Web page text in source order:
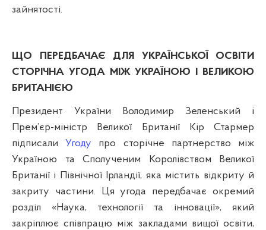
зайнятості.
ЩО ПЕРЕДБАЧАЄ ДЛЯ УКРАЇНСЬКОЇ ОСВІТИ
СТОРІЧНА УГОДА МІЖ УКРАЇНОЮ І ВЕЛИКОЮ
БРИТАНІЄЮ
Президент України Володимир Зеленський і
Прем’єр-міністр Великої Британії
Кір Стармер
підписалиУгоду
про сторічне партнерство між
Україною та Сполученим Королівством Великої
Британії і Північної Ірландії, яка містить відкриту й
закриту частини. Ця угода передбачає окремий
розділ «Наука, технології та інновації», який
закріплює співпрацю між закладами вищої освіти,